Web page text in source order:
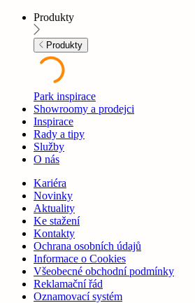
Produkty
Produkty
Park inspirace
Showroomy a prodejci
Inspirace
Rady a tipy
Služby
O nás
Kariéra
Novinky
Aktuality
Ke stažení
Kontakty
Ochrana osobních údajů
Informace o Cookies
Všeobecné obchodní podmínky
Reklamační řád
Oznamovací systém